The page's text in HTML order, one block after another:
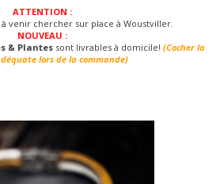
ATTENTION :
à venir chercher sur place à Woustviller.
NOUVEAU :
& Plantessont livrables à domicile! (Cocher la
lors de la commande)